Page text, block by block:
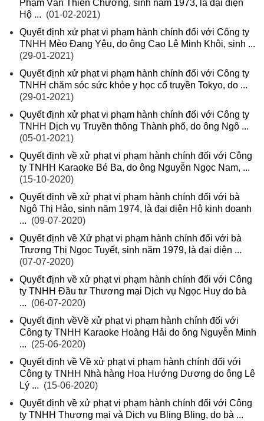
Phạm Văn Thiên Chương, sinh năm 1973, là đại diện
Hộ ... (01-02-2021)
Quyết định xử phạt vi phạm hành chính đối với Công ty
TNHH Mèo Đang Yêu, do ông Cao Lê Minh Khôi, sinh ...
(29-01-2021)
Quyết định xử phạt vi phạm hành chính đối với Công ty
TNHH chăm sóc sức khỏe y học cổ truyền Tokyo, do ...
(29-01-2021)
Quyết định xử phạt vi phạm hành chính đối với Công ty
TNHH Dịch vụ Truyền thông Thành phố, do ông Ngô ...
(05-01-2021)
Quyết định về xử phạt vi phạm hành chính đối với Công
ty TNHH Karaoke Bé Ba, do ông Nguyễn Ngọc Nam, ...
(15-10-2020)
Quyết định về xử phạt vi phạm hành chính đối với bà
Ngô Thị Hảo, sinh năm 1974, là đại diện Hộ kinh doanh
... (09-07-2020)
Quyết định về Xử phạt vi phạm hành chính đối với bà
Trương Thị Ngọc Tuyết, sinh năm 1979, là đại diện ...
(07-07-2020)
Quyết định về xử phạt vi phạm hành chính đối với Công
ty TNHH Đầu tư Thương mại Dịch vụ Ngọc Huy do bà
... (06-07-2020)
Quyết định vềVề xử phạt vi phạm hành chính đối với
Công ty TNHH Karaoke Hoàng Hải do ông Nguyễn Minh
... (25-06-2020)
Quyết định về Về xử phạt vi phạm hành chính đối với
Công ty TNHH Nhà hàng Hoa Hướng Dương do ông Lê
Lý ... (15-06-2020)
Quyết định về xử phạt vi phạm hành chính đối với Công
ty TNHH Thương mại và Dịch vụ Bling Bling, do bà ...